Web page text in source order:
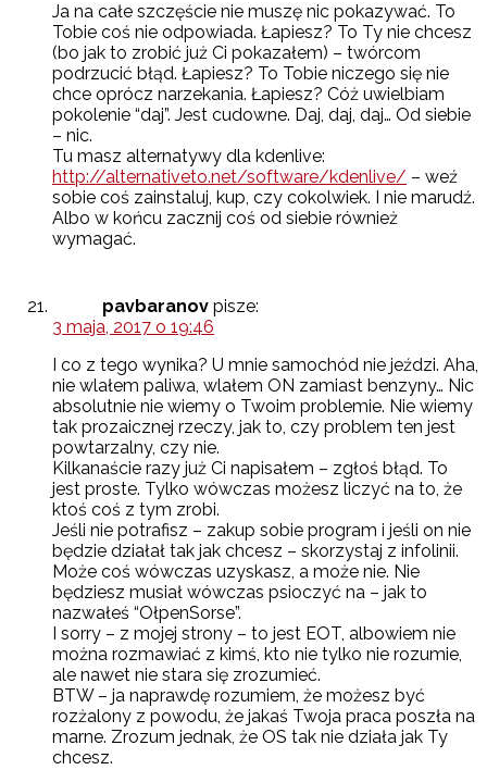
Ja na całe szczęście nie muszę nic pokazywać. To
Tobie coś nie odpowiada. Łapiesz? To Ty nie chcesz
(bo jak to zrobić już Ci pokazałem) – twórcom
podrzucić błąd. Łapiesz? To Tobie niczego się nie
chce oprócz narzekania. Łapiesz? Cóż uwielbiam
pokolenie “daj”. Jest cudowne. Daj, daj, daj… Od siebie
– nic.
Tu masz alternatywy dla kdenlive:
http://alternativeto.net/software/kdenlive/ – weź
sobie coś zainstaluj, kup, czy cokolwiek. I nie marudź.
Albo w końcu zacznij coś od siebie również
wymagać.
pavbaranov pisze:
3 maja, 2017 o 19:46
I co z tego wynika? U mnie samochód nie jeździ. Aha,
nie wlałem paliwa, wlałem ON zamiast benzyny… Nic
absolutnie nie wiemy o Twoim problemie. Nie wiemy
tak prozaicznej rzeczy, jak to, czy problem ten jest
powtarzalny, czy nie.
Kilkanaście razy już Ci napisałem – zgłoś błąd. To
jest proste. Tylko wówczas możesz liczyć na to, że
ktoś coś z tym zrobi.
Jeśli nie potrafisz – zakup sobie program i jeśli on nie
będzie działał tak jak chcesz – skorzystaj z infolinii.
Może coś wówczas uzyskasz, a może nie. Nie
będziesz musiał wówczas psioczyć na – jak to
nazwałeś “OłpenSorse”.
I sorry – z mojej strony – to jest EOT, albowiem nie
można rozmawiać z kimś, kto nie tylko nie rozumie,
ale nawet nie stara się zrozumieć.
BTW – ja naprawdę rozumiem, że możesz być
rozżalony z powodu, że jakaś Twoja praca poszła na
marne. Zrozum jednak, że OS tak nie działa jak Ty
chcesz.